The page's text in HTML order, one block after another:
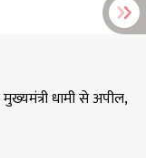
धामी से अपील,